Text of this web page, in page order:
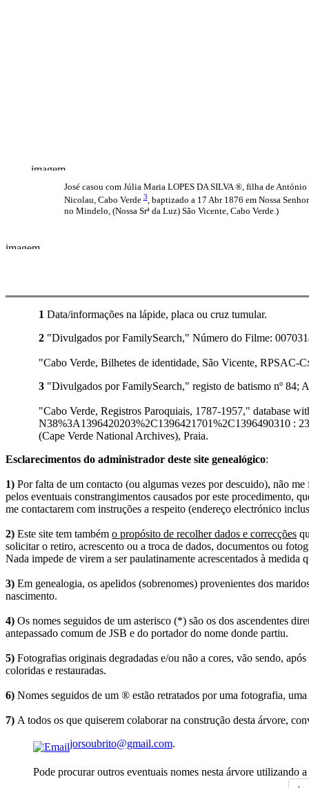
José casou com Júlia Maria LOPES DA SILVA ®, filha de
Nicolau, Cabo Verde3, baptizado a 17 Abr 1876 em Nossa
no Mindelo, (Nossa Srª da Luz) São Vicente, Cabo Verde.)
1 Data/informações na lápide, placa ou cruz tumular.
2 "Divulgados por FamilySearch," Número do Filme:
"Cabo Verde, Bilhetes de identidade, São Vicente, RPSAC-
3 "Divulgados por FamilySearch," registo de batismo nº 84;
"Cabo Verde, Registros Paroquiais, 1787-1957," database
N38%3A1396420203%2C1396421701%2C1396490310 :
(Cape Verde National Archives), Praia.
Esclarecimentos do administrador deste site genealógico:
1) Por falta de um contacto (ou algumas vezes por descuido), não
pelos eventuais constrangimentos causados por este procedimento,
me contactarem com instruções a respeito (endereço electrónico
2) Este site tem também o propósito de recolher dados e correcções
solicitar o retiro, acrescento ou a troca de dados, documentos ou
Nada impede de virem a ser paulatinamente acrescentados à
3) Em genealogia, os apelidos (sobrenomes) provenientes dos
nascimento.
4) Os nomes seguidos de um asterisco (*) são os dos ascendentes
antepassado comum de JSB e do portador do nome donde partiu.
5) Fotografias originais degradadas e/ou não a cores, vão sendo,
coloridas e restauradas.
6) Nomes seguidos de um ® estão retratados por uma fotografia,
7) A todos os que quiserem colaborar na construção desta árvore,
jorsoubrito@gmail.com.
Pode procurar outros eventuais nomes nesta árvore utilizando